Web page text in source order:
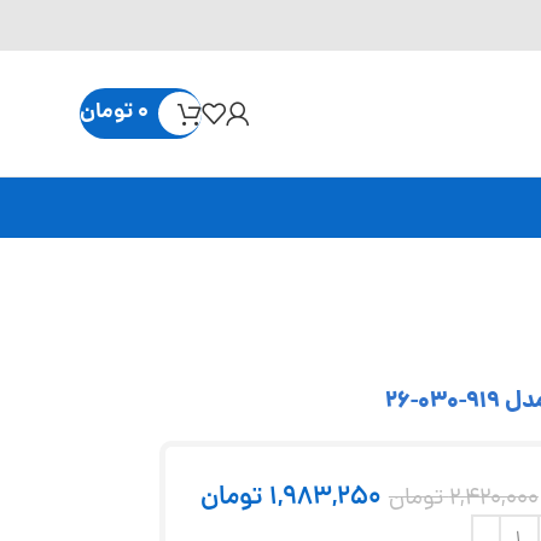
0تومان
2,420,000تومان 1,983,250 تومان